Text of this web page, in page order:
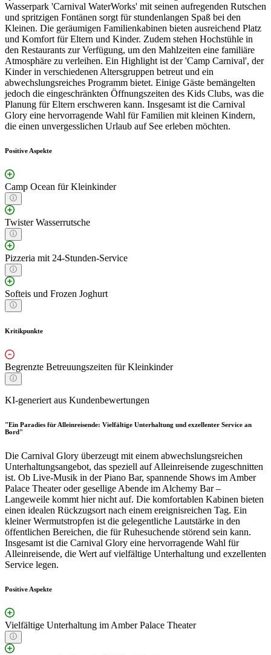
Wasserpark 'Carnival WaterWorks' mit seinen aufregenden Rutschen
und spritzigen Fontänen sorgt für stundenlangen Spaß bei den
Kleinen. Die geräumigen Familienkabinen bieten ausreichend Platz
und Komfort für Eltern und Kinder. Zudem stehen Hochstühle in
den Restaurants zur Verfügung, um den Mahlzeiten eine familiäre
Atmosphäre zu verleihen. Ein Highlight ist der 'Camp Carnival', der
Kinder in verschiedenen Altersgruppen betreut und ein
abwechslungsreiches Programm bietet. Einige Gäste bemängelten
jedoch die eingeschränkten Öffnungszeiten des Kids Clubs, was die
Planung für Eltern erschweren kann. Insgesamt ist die Carnival
Glory eine hervorragende Wahl für Familien mit kleinen Kindern,
die einen unvergesslichen Urlaub auf See erleben möchten.
Positive Aspekte
Camp Ocean für Kleinkinder
Twister Wasserrutsche
Pizzeria mit 24-Stunden-Service
Softeis und Frozen Joghurt
Kritikpunkte
Begrenzte Betreuungszeiten für Kleinkinder
KI-generiert aus Kundenbewertungen
"Ein Paradies für Alleinreisende: Vielfältige Unterhaltung und exzellenter Service an
Bord"
Die Carnival Glory überzeugt mit einem abwechslungsreichen
Unterhaltungsangebot, das speziell auf Alleinreisende zugeschnitten
ist. Ob Live-Musik in der Piano Bar, spannende Shows im Amber
Palace Theater oder gesellige Abende im Alchemy Bar –
Langeweile kommt hier nicht auf. Die komfortablen Kabinen bieten
einen idealen Rückzugsort nach einem ereignisreichen Tag. Ein
kleiner Wermutstropfen ist die gelegentliche Lautstärke in den
öffentlichen Bereichen, die für Ruhesuchende störend sein kann.
Insgesamt ist die Carnival Glory eine hervorragende Wahl für
Alleinreisende, die Wert auf vielfältige Unterhaltung und exzellenten
Service legen.
Positive Aspekte
Vielfältige Unterhaltung im Amber Palace Theater